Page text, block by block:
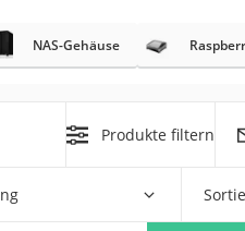
NAS-Gehäuse
Produkte filtern